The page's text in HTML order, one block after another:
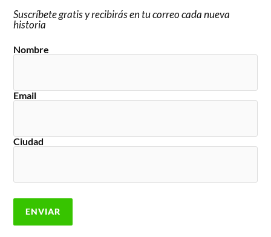
Suscríbete gratis y recibirás en tu correo cada nueva
historia
Nombre
Email
Ciudad